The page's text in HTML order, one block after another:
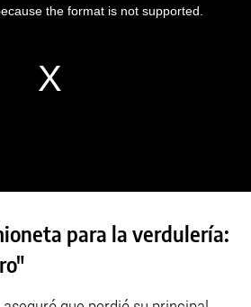
para la verdulería: